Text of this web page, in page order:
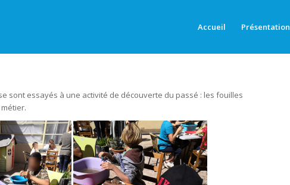
Accueil Présentation
sont essayés à une activité de découverte du passé : les fouilles